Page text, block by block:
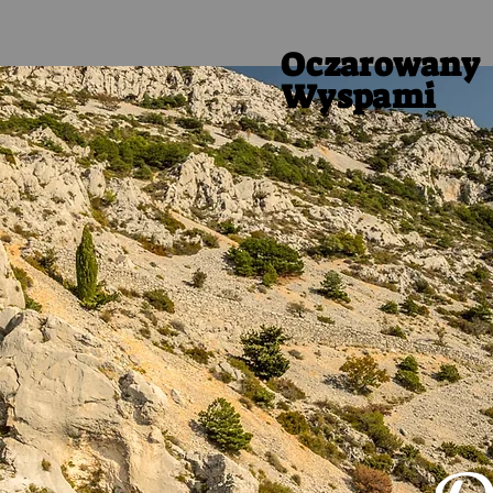
Oczarowany
Wyspami